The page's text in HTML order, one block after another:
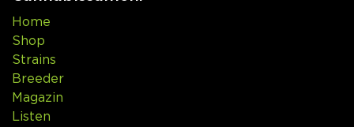
Home
Shop
Strains
Breeder
Magazin
Listen